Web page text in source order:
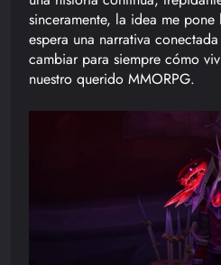
sinceramente, la idea me
espera una narrativa
cambiar para siempre cómo
nuestro querido MMORPG.